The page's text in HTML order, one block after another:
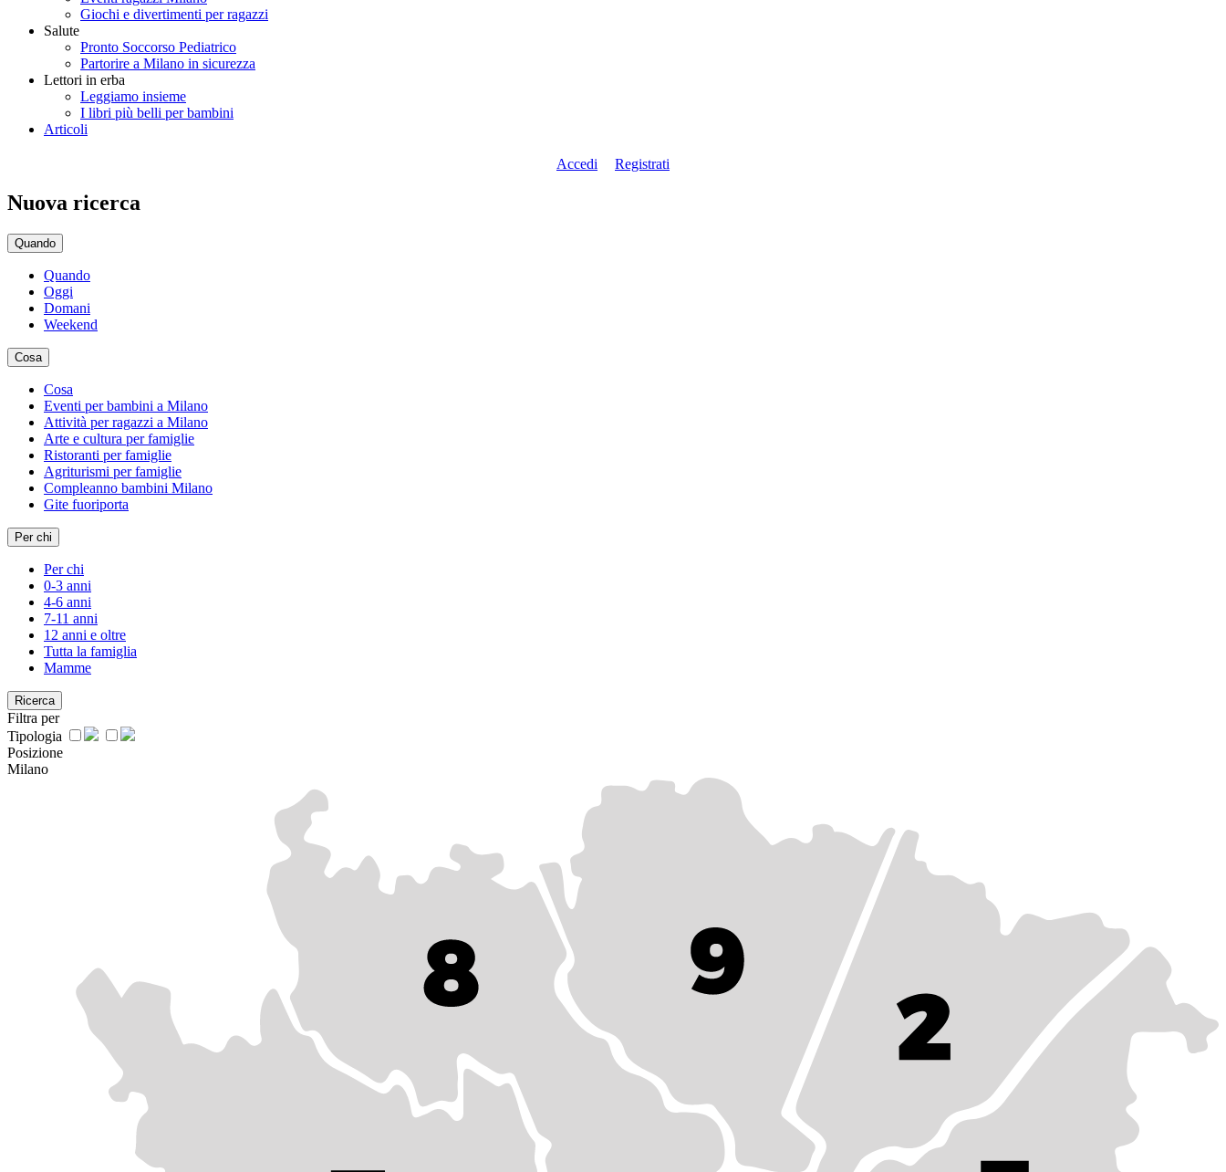
Giochi e divertimenti per ragazzi
Salute
Pronto Soccorso Pediatrico
Partorire a Milano in sicurezza
Lettori in erba
Leggiamo insieme
I libri più belli per bambini
Articoli
Accedi Registrati
Nuova ricerca
Quando
Quando
Oggi
Domani
Weekend
Cosa
Cosa
Eventi per bambini a Milano
Attività per ragazzi a Milano
Arte e cultura per famiglie
Ristoranti per famiglie
Agriturismi per famiglie
Compleanno bambini Milano
Gite fuoriporta
Per chi
Per chi
0-3 anni
4-6 anni
7-11 anni
12 anni e oltre
Tutta la famiglia
Mamme
Ricerca
Filtra per
Tipologia
Posizione
Milano